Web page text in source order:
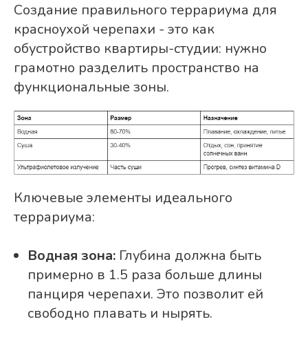
Создание правильного террариума для
красноухой черепахи - это как
обустройство квартиры-студии: нужно
грамотно разделить пространство на
функциональные зоны.
Ключевые элементы идеального
террариума:
Водная зона: Глубина должна быть
примерно в 1.5 раза больше длины
панциря черепахи. Это позволит ей
свободно плавать и нырять.